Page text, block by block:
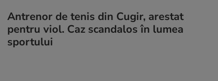
Antrenor de tenis din Cugir, arestat
pentru viol. Caz scandalos în lumea
sportului